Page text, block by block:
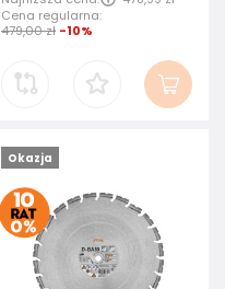
Cena regularna:
479,00 zł -10%
Okazja